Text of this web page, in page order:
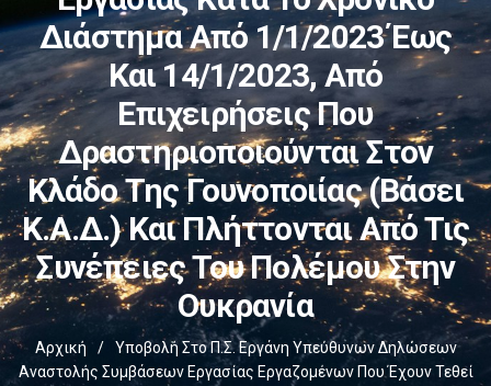
Διάστημα Από 1/1/2023 Έως
Και 14/1/2023, Από
Επιχειρήσεις Που
Δραστηριοποιούνται Στον
Κλάδο Της Γουνοποιίας (βάσει
Κ.Α.Δ.) Και Πλήττονται Από Τις
Συνέπειες Του Πολέμου Στην
Ουκρανία
Αρχική /
Υποβολή Στο Π.Σ. Εργάνη Υπεύθυνων Δηλώσεων
Αναστολής Συμβάσεων Εργασίας Εργαζομένων Που Έχουν Τεθεί